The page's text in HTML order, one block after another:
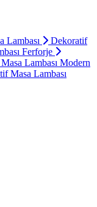
Lambası
Dekoratif
Ferforje
Lambası Modern
Masa Lambası